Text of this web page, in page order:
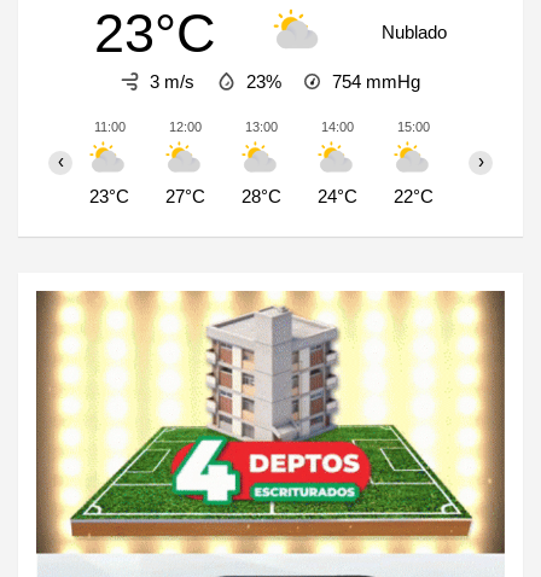
23°C Nublado
3 m/s 23% 754 mmHg
11:00
23°C
12:00
27°C
13:00
28°C
14:00
24°C
15:00
22°C
‹ ›